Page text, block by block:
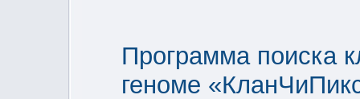
Программа поиска
геноме